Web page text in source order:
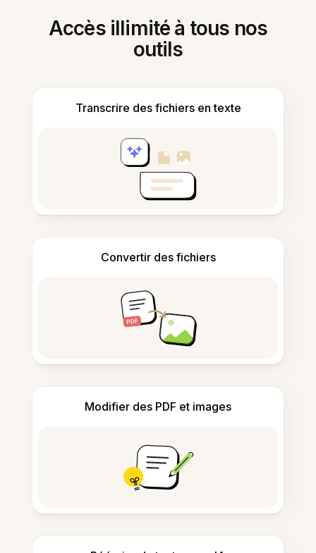
Accès illimité à tous nos
outils
Transcrire des fichiers en texte
Convertir des fichiers
Modifier des PDF et images